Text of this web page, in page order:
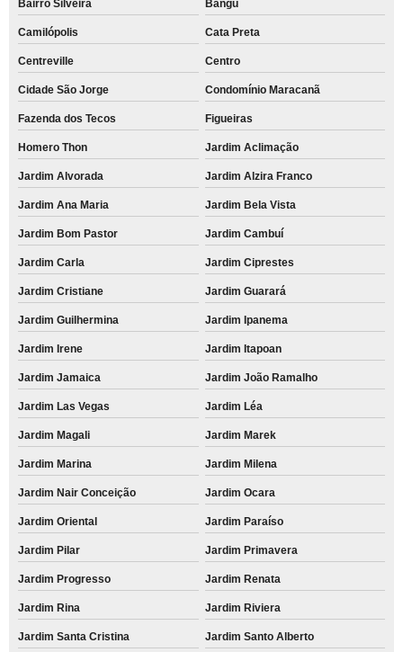
quanto custa aluguel de impressora para escola Bangú
empresa de aluguel de impressora para faculdade Arco-íris
quanto custa aluguel de impressora a laser colorida Vila Guarani
aluguel de impressora colorida para escola Vila Palmares
empresa de aluguel de impressora Miguel Mirizola
empresa de aluguel de impressora colorida para escritório Jardim das
Maravilhas
aluguel de impressora multifuncional Franco da Rocha
aluguel de impressora preço Aldeia da serra -
empresa de aluguel de impressora colorida Vila Progresso
aluguel de impressora para escola preço Bairro Santa Maria
aluguel de impressora para escola Recanto Verde
aluguel de impressora colorida preço Bairro Campestre
aluguéis de impressoras coloridas Recreio da Borda do Campo
aluguel de impressora multifuncional preço Jardim Jamaica
empresa de aluguel de impressora multifuncional Franco da Rocha
empresa de aluguel de impressora para empresa aldeia de Barueri
empresa de aluguel de impressora Lapa
empresa de aluguel de impressora para escola Bangú
aluguel de impressora Franco da Rocha
Bairro Silveira Bangú
Camilópolis Cata Preta
Centreville Centro
Cidade São Jorge Condomínio Maracanã
Fazenda dos Tecos Figueiras
Homero Thon Jardim Aclimação
Jardim Alvorada Jardim Alzira Franco
Jardim Ana Maria Jardim Bela Vista
Jardim Bom Pastor Jardim Cambuí
Jardim Carla Jardim Ciprestes
Jardim Cristiane Jardim Guarará
Jardim Guilhermina Jardim Ipanema
Jardim Irene Jardim Itapoan
Jardim Jamaica Jardim João Ramalho
Jardim Las Vegas Jardim Léa
Jardim Magali Jardim Marek
Jardim Marina Jardim Milena
Jardim Nair Conceição Jardim Ocara
Jardim Oriental Jardim Paraíso
Jardim Pilar Jardim Primavera
Jardim Progresso Jardim Renata
Jardim Rina Jardim Riviera
Jardim Santa Cristina Jardim Santo Alberto